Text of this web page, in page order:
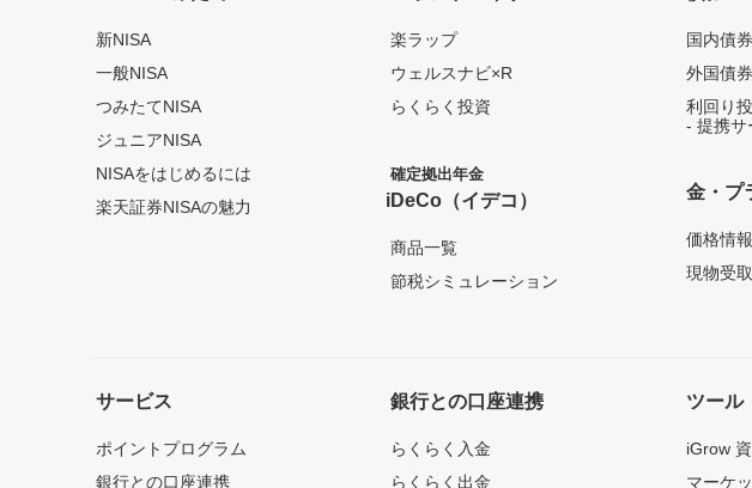
新NISA
一般NISA
つみたてNISA
ジュニアNISA
NISAをはじめるには
楽天証券NISAの魅力
楽ラップ
ウェルスナビ×R
らくらく投資
確定拠出年金
iDeCo（イデコ）
商品一覧
節税シミュレーション
国内債券
外国債券
利回り
- 提携サ
金・プ
価格情報
現物受
サービス
ポイントプログラム
銀行との口座連携
銀行との口座連携
らくらく入金
らくらく出金
ツール
iGrow
マーケ